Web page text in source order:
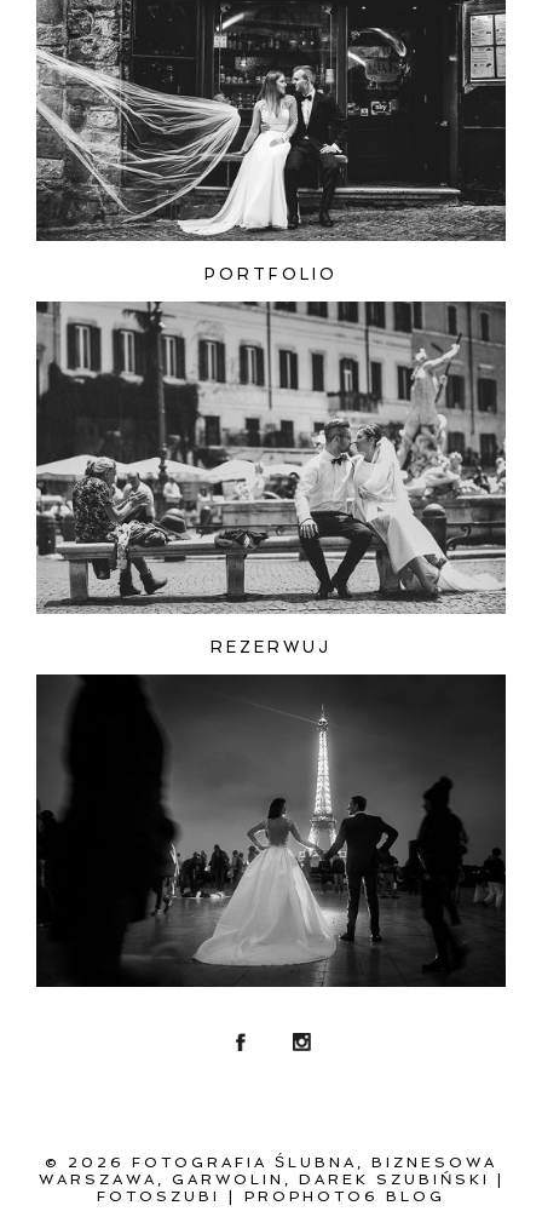
PORTFOLIO
REZERWUJ
© 2026 FOTOGRAFIA ŚLUBNA, BIZNESOWA
WARSZAWA, GARWOLIN, DAREK SZUBIŃSKI |
FOTOSZUBI
PROPHOTO6 BLOG